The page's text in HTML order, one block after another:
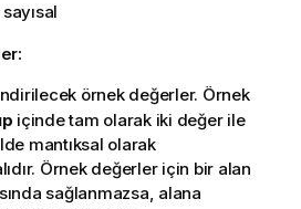
sayısal
örnek değerler. Örnek
içinde tam olarak iki değer ile
mantıksal olarak
Örnek değerler için bir alan
sağlanmazsa, alana